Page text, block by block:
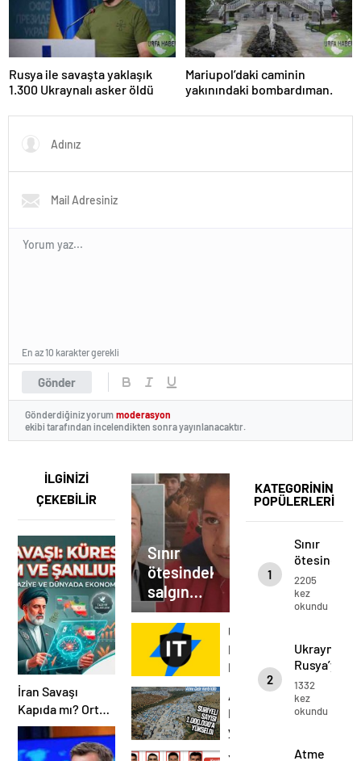
Rusya ile savaşta yaklaşık
1.300 Ukraynalı asker öldü
Mariupol’daki caminin
yakınındaki bombardıman.
Gönder
En az 10 karakter gerekli
Gönderdiğiniz yorum moderasyon
ekibi tarafından incelendikten sonra yayınlanacaktır.
KATEGORİNİN
POPÜLERLERİ
1
Sınır
ötesindeki
salgın
için
Urfa’dan
2205
kez
okundu
2
Ukrayna’nın
Rusya’ya
Karşı
Siber
Savaşta
1332
kez
okundu
Atme
İLGİNİZİ
ÇEKEBİLİR
İran Savaşı
Kapıda mı? Orta
Doğu’da Gerilim
Tırmanıyor!
Sınır
ötesindeki
salgın
için
Urfa’dan
önemli
uyarı!
Ukrayna’nın
Rusya’ya
Karşı
Siber
Savaşta
Kazandığı
Zaferler
Atme
Kampı’na
yerleşen